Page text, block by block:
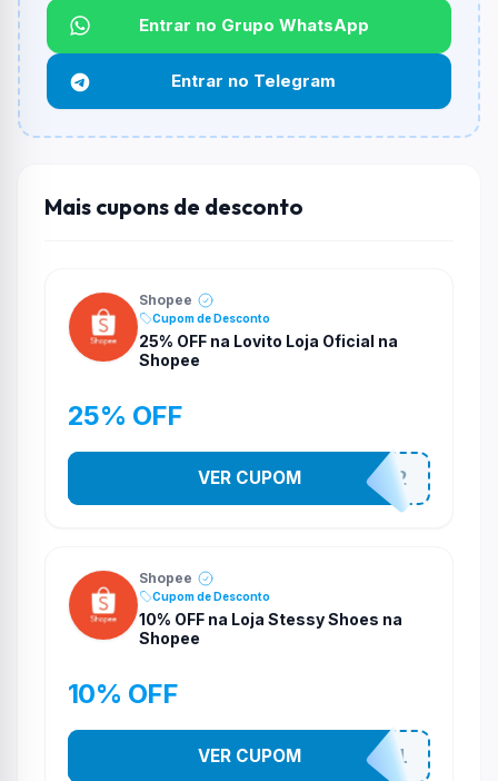
Funciona em qualquer produto?
Não necessariamente. Depende de itens participantes
e alguns vendedores ou produtos especificos podem
não aceitar cupons.
Entrar no Grupo WhatsApp
Entrar no Telegram
Mais cupons de desconto
Shopee
Cupom de Desconto
25% OFF na Lovito Loja Oficial na
Shopee
25% OFF
141525852
VER CUPOM
Shopee
Cupom de Desconto
10% OFF na Loja Stessy Shoes na
Shopee
10% OFF
STES2541
VER CUPOM